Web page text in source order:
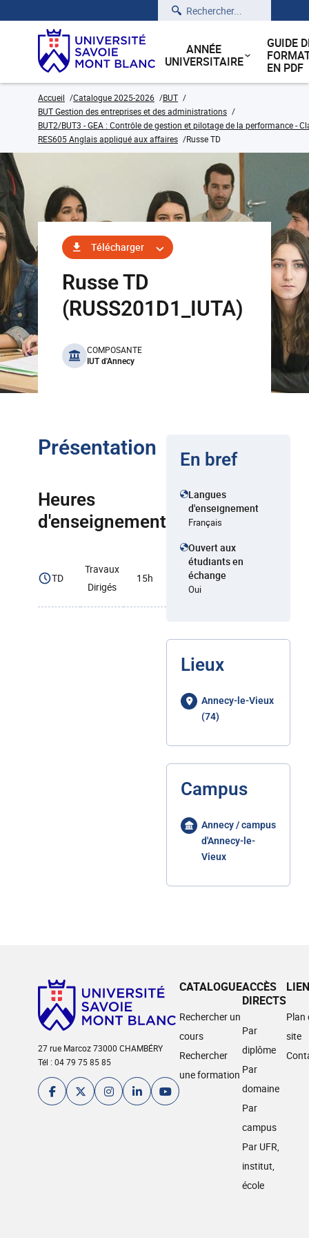
Rechercher
ANNÉE
UNIVERSITAIRE
GUIDE
EN PDF
Accueil Catalogue 2025-2026
BUT
BUT Gestion des entreprises et des administrations
BUT2/BUT3 - GEA : Contrôle de gestion et pilotage de la performance -
RES605 Anglais appliqué aux affaires
Russe TD
Télécharger
Russe TD
(RUSS201D1_IUTA)
benefits
COMPOSANTE
IUT d'Annecy
Présentation
Heures
d'enseignement
TD
Travaux
Dirigés
15h
En bref
Langues
d'enseignement
Français
Ouvert aux
étudiants en
échange
Oui
Lieux
Annecy-le-Vieux
(74)
Campus
Annecy / campus
d'Annecy-le-
Vieux
27 rue Marcoz 73000 CHAMBÉRY
Tél : 04 79 75 85 85
CATALOGUE
Rechercher un
cours
Rechercher
une formation
ACCÈS
DIRECTS
Par
diplôme
Par
domaine
Par
campus
Par UFR,
institut,
école
Plan
site